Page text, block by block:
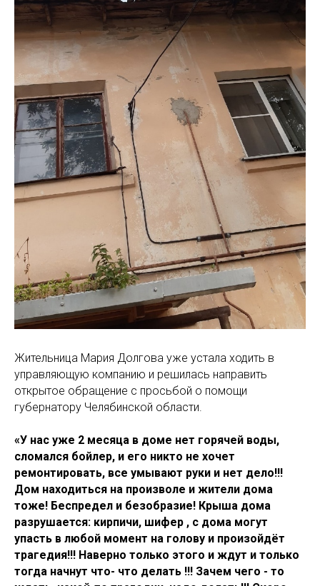
Жительница Мария Долгова уже устала ходить в
управляющую компанию и решилась направить
открытое обращение с просьбой о помощи
губернатору Челябинской области.
«У нас уже 2 месяца в доме нет горячей воды,
сломался бойлер, и его никто не хочет
ремонтировать, все умывают руки и нет дело!!!
Дом находиться на произволе и жители дома
тоже! Беспредел и безобразие! Крыша дома
разрушается: кирпичи, шифер , с дома могут
упасть в любой момент на голову и произойдёт
трагедия!!! Наверно только этого и ждут и только
тогда начнут что- что делать !!! Зачем чего - то